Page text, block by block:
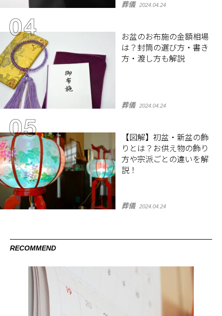
葬儀 2024.04.24
お盆のお布施の金額相場
は？封筒の選び方・書き
方・渡し方も解説
葬儀 2024.04.24
【図解】初盆・新盆の飾
りとは？お供え物の飾り
方や宗派ごとの違いを解
説！
葬儀 2024.04.24
RECOMMEND